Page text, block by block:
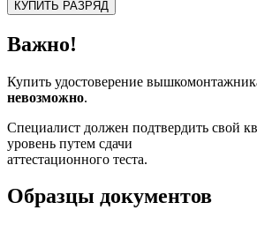
КУПИТЬ РАЗРЯД
Важно!
Купить удостоверение
невозможно.
Специалист должен подтвердить свой
уровень путем сдачи
аттестационного теста.
Образцы документов